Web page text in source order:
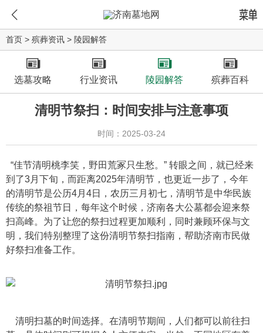
首页 > 殡葬资讯 > 陵园解答
选墓攻略 行业资讯 陵园解答 殡葬百科
清明节祭扫：时间安排与注意事项
时间：2025-03-24
“佳节清明桃李笑，野田荒冢只生愁。” 转眼之间，就已经来
到了3月下旬，而距离2025年清明节，也更近一步了，今年
的清明节是公历4月4日，农历三月初七，清明节是中华民族
传统的祭祖节日，每年这个时候，济南各大公墓都会迎来祭
扫高峰。为了让您的祭扫过程更加顺利，同时兼顾环保与文
明，我们特别整理了这份清明节祭扫指南，帮助济南市民做
好祭扫准备工作。
清明扫墓的时间选择。在清明节期间，人们都可以前往扫